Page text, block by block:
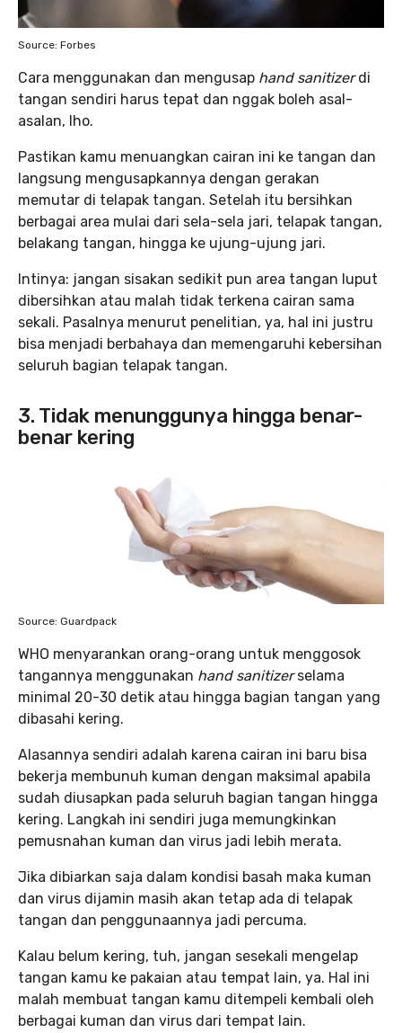
Source: Forbes
Cara menggunakan dan mengusap hand sanitizerdi
tangan sendiri harus tepat dan nggak boleh asal-
asalan, lho.
Pastikan kamu menuangkan cairan ini ke tangan dan
langsung mengusapkannya dengan gerakan
memutar di telapak tangan. Setelah itu bersihkan
berbagai area mulai dari sela-sela jari, telapak tangan,
belakang tangan, hingga ke ujung-ujung jari.
Intinya: jangan sisakan sedikit pun area tangan luput
dibersihkan atau malah tidak terkena cairan sama
sekali. Pasalnya menurut penelitian, ya, hal ini justru
bisa menjadi berbahaya dan memengaruhi kebersihan
seluruh bagian telapak tangan.
3. Tidak menunggunya hingga benar-
benar kering
Source: Guardpack
WHO menyarankan orang-orang untuk menggosok
tangannya menggunakan hand sanitizerselama
minimal 20-30 detik atau hingga bagian tangan yang
dibasahi kering.
Alasannya sendiri adalah karena cairan ini baru bisa
bekerja membunuh kuman dengan maksimal apabila
sudah diusapkan pada seluruh bagian tangan hingga
kering. Langkah ini sendiri juga memungkinkan
pemusnahan kuman dan virus jadi lebih merata.
Jika dibiarkan saja dalam kondisi basah maka kuman
dan virus dijamin masih akan tetap ada di telapak
tangan dan penggunaannya jadi percuma.
Kalau belum kering, tuh, jangan sesekali mengelap
tangan kamu ke pakaian atau tempat lain, ya. Hal ini
malah membuat tangan kamu ditempeli kembali oleh
berbagai kuman dan virus dari tempat lain.